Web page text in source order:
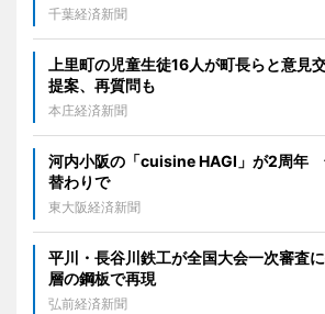
千葉経済新聞
上里町の児童生徒16人が町長らと意
提案、再質問も
本庄経済新聞
河内小阪の「cuisine HAGI」が2周年
替わりで
東大阪経済新聞
平川・長谷川鉄工が全国大会一次審査
層の鋼板で再現
弘前経済新聞